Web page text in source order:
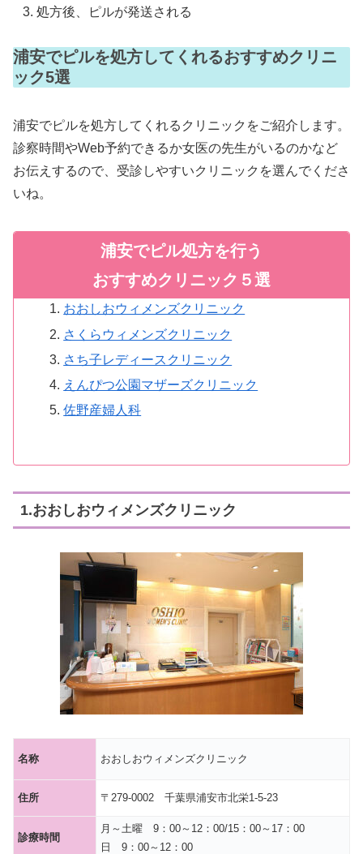
処方後、ピルが発送される
浦安でピルを処方してくれるおすすめクリニ
ック5選
浦安でピルを処方してくれるクリニックをご紹介します。
診察時間やWeb予約できるか女医の先生がいるのかなど
お伝えするので、受診しやすいクリニックを選んでくださ
いね。
浦安でピル処方を行う
おすすめクリニック５選
おおしおウィメンズクリニック
さくらウィメンズクリニック
さち子レディースクリニック
えんぴつ公園マザーズクリニック
佐野産婦人科
1.おおしおウィメンズクリニック
名称 おおしおウィメンズクリニック
住所 〒279-0002 千葉県浦安市北栄1-5-23
診療時間
月～土曜 9：00～12：00/15：00～17：00
日 9：00～12：00